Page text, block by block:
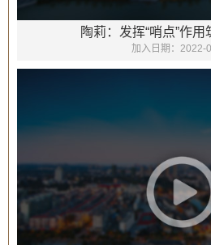
陶莉：发挥“哨点”作
加入日期： 2022-